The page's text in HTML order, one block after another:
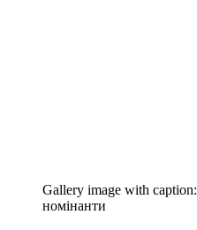
Gallery image with caption:
номінанти